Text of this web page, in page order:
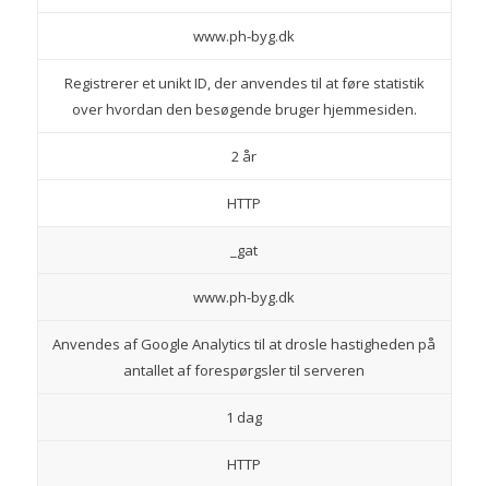
www.ph-byg.dk
Registrerer et unikt ID, der anvendes til at føre statistik
over hvordan den besøgende bruger hjemmesiden.
2 år
HTTP
_gat
www.ph-byg.dk
Anvendes af Google Analytics til at drosle hastigheden på
antallet af forespørgsler til serveren
1 dag
HTTP